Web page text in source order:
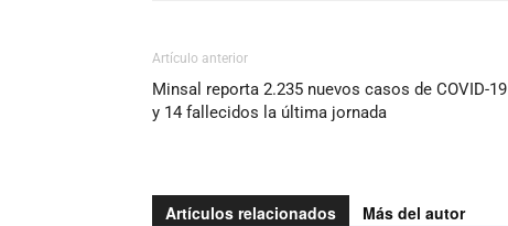
Artículo anterior
Minsal reporta 2.235 nuevos casos de COVID-19
y 14 fallecidos la última jornada
Artículos relacionados Más del autor